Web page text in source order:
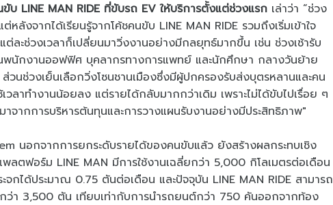
LINE MAN RIDE ที่ขับรถ EV ให้บริการตั้งแต่ช่วงแรก เล่าว่า “ช่วง
ลังจากได้เรียนรู้จากโค้ชคนขับ LINE MAN RIDE รวมถึงเริ่มเข้าใจ
ละช่วงเวลาก็เปลี่ยนมาวิ่งงานอย่างมีกลยุทธ์มากขึ้น เช่น ช่วงเช้ารับ
นักงานออฟฟิศ บุคลากรทางการแพทย์ และนักศึกษา กลางวันย้าย
วนช่วงเย็นเลือกวิ่งโซนชานเมืองซึ่งมีผู้ปกครองรับส่งบุตรหลานและคน
วลาทำงานน้อยลง แต่รายได้กลับมากกว่าเดิม เพราะไม่ได้ขับไปเรื่อย ๆ
จากการบริหารต้นทุนและการวางแผนรับงานอย่างมีประสิทธิภาพ"
นอกจากการยกระดับรายได้ของคนขับแล้ว ยังสร้างผลกระทบเชิง
ตฟอร์ม LINE MAN มีการใช้งานเฉลี่ยกว่า 5,000 กิโลเมตรต่อเดือน
กได้ประมาณ 0.75 ตันต่อเดือน และปัจจุบัน LINE MAN RIDE สามารถ
ว่า 3,500 ตัน เทียบเท่ากับการนำรถยนต์กว่า 750 คันออกจากท้อง